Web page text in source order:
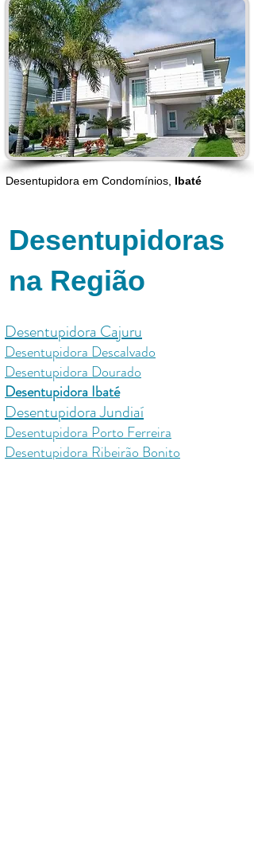
Desentupidora em Condomínios, Ibaté
Desentupidoras
na Região
Desentupidora Cajuru
Desentupidora Descalvado
Desentupidora Dourado
Desentupidora Ibaté
Desentupidora Jundiaí
Desentupidora Porto Ferreira
Desentupidora Ribeirão Bonito